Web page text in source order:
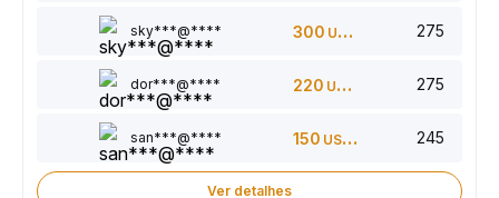
sky***@**** 300 USDT 275
dor***@**** 220 USDT 275
san***@**** 150 USDT 245
Ver detalhes